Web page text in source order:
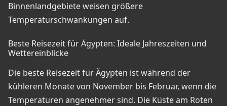
Binnenlandgebiete weisen größere
Temperaturschwankungen auf.
Beste Reisezeit für Ägypten: Ideale Jahreszeiten und
Wettereinblicke
Die beste Reisezeit für Ägypten ist während der
kühleren Monate von November bis Februar, wenn die
Temperaturen angenehmer sind. Die Küste am Roten